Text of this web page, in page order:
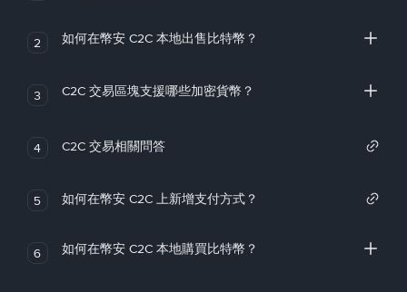
2 如何在幣安 C2C 本地出售比特幣？
3 C2C 交易區塊支援哪些加密貨幣？
4 C2C 交易相關問答
5 如何在幣安 C2C 上新增支付方式？
6 如何在幣安 C2C 本地購買比特幣？